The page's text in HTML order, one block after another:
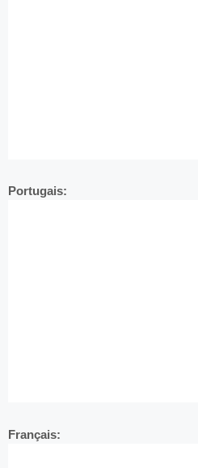
Portugais:
Français: